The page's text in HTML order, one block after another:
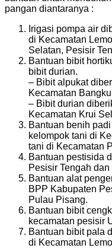
pangan diantaranya :
Irigasi pompa air
di Kecamatan
Selatan, Pesisir
Bantuan bibit
bibit durian.
– Bibit alpukat
Kecamatan
– Bibit durian
Kecamatan Krui
Bantuan benih
kelompok tani di
tani di Kecamatan
Bantuan pestisida
Pesisir Tengah
Bantuan alat
BPP Kabupaten
Pulau Pisang.
Bantuan bibit
kecamatan pesisir
Bantuan bibit pala
di Kecamatan